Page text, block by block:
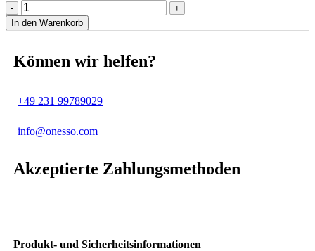
-
+
In den Warenkorb
Können wir helfen?
+49 231 99789029
info@onesso.com
Akzeptierte Zahlungsmethoden
Produkt- und Sicherheitsinformationen